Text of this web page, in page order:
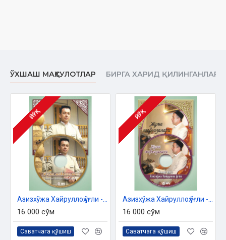
ЎХШАШ МАҲСУЛОТЛАР БИРГА ХАРИД ҚИЛИНГАНЛАР
ЙЎҚ
16 000 сўм
Саватчага қўшиш
ЙЎҚ
16 000 сўм
Саватчага қўшиш